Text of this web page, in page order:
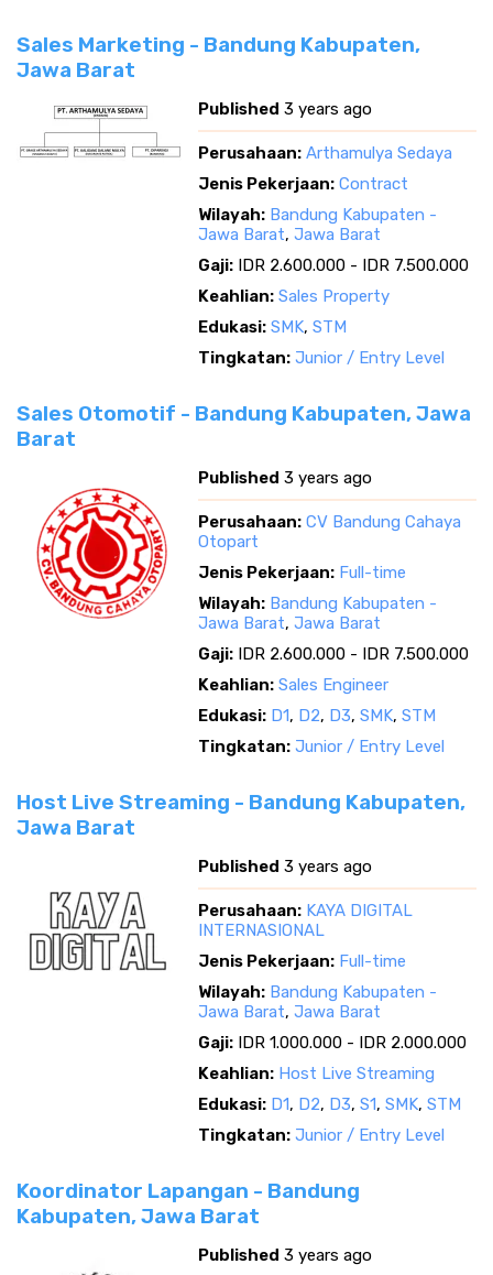
Sales Marketing - Bandung Kabupaten,
Jawa Barat
Published 3 years ago
Perusahaan: Arthamulya Sedaya
Jenis Pekerjaan: Contract
Wilayah: Bandung Kabupaten -
Jawa Barat, Jawa Barat
Gaji: IDR 2.600.000 - IDR 7.500.000
Keahlian: Sales Property
Edukasi: SMK, STM
Tingkatan: Junior / Entry Level
Sales Otomotif - Bandung Kabupaten, Jawa
Barat
Published 3 years ago
Perusahaan: CV Bandung Cahaya
Otopart
Jenis Pekerjaan: Full-time
Wilayah: Bandung Kabupaten -
Jawa Barat, Jawa Barat
Gaji: IDR 2.600.000 - IDR 7.500.000
Keahlian: Sales Engineer
Edukasi: D1, D2, D3, SMK, STM
Tingkatan: Junior / Entry Level
Host Live Streaming - Bandung Kabupaten,
Jawa Barat
Published 3 years ago
Perusahaan: KAYA DIGITAL
INTERNASIONAL
Jenis Pekerjaan: Full-time
Wilayah: Bandung Kabupaten -
Jawa Barat, Jawa Barat
Gaji: IDR 1.000.000 - IDR 2.000.000
Keahlian: Host Live Streaming
Edukasi: D1, D2, D3, S1, SMK, STM
Tingkatan: Junior / Entry Level
Koordinator Lapangan - Bandung
Kabupaten, Jawa Barat
Published 3 years ago